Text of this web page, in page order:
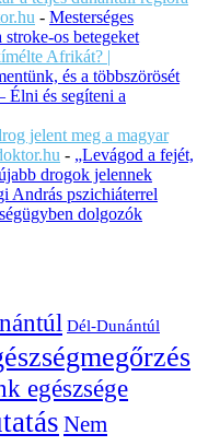
- Mesterséges
os betegeket
Afrikát? |
és a többszörösét
és segíteni a
jelent meg a magyar
- „Levágod a fejét,
drogok jelennek
András pszichiáterrel
dolgozók
Dél-Dunántúl
egészsége
Nem